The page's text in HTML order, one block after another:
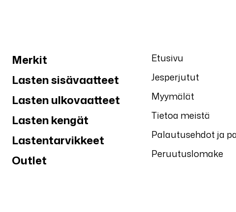
Merkit
Lasten sisävaatteet
Lasten ulkovaatteet
Lasten kengät
Lastentarvikkeet
Outlet
Etusivu
Jesperjutut
Myymälät
Tietoa meistä
Palautusehdot ja
Peruutuslomake